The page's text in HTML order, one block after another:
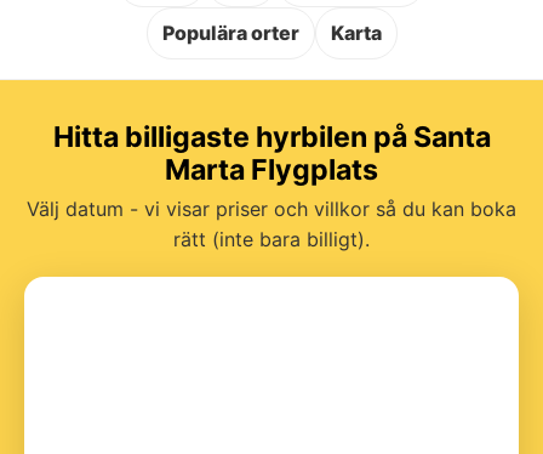
Populära orter Karta
Hitta billigaste hyrbilen på Santa
Marta Flygplats
Välj datum - vi visar priser och villkor så du kan boka
rätt (inte bara billigt).